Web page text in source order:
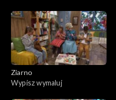
Ziarno
Wypisz wymaluj